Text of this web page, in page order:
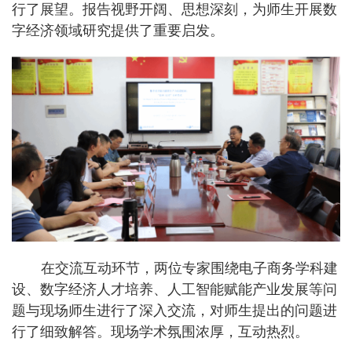
行了展望。报告视野开阔、思想深刻，为师生开展数
字经济领域研究提供了重要启发。
在交流互动环节，两位专家围绕电子商务学科建
设、数字经济人才培养、人工智能赋能产业发展等问
题与现场师生进行了深入交流，对师生提出的问题进
行了细致解答。现场学术氛围浓厚，互动热烈。